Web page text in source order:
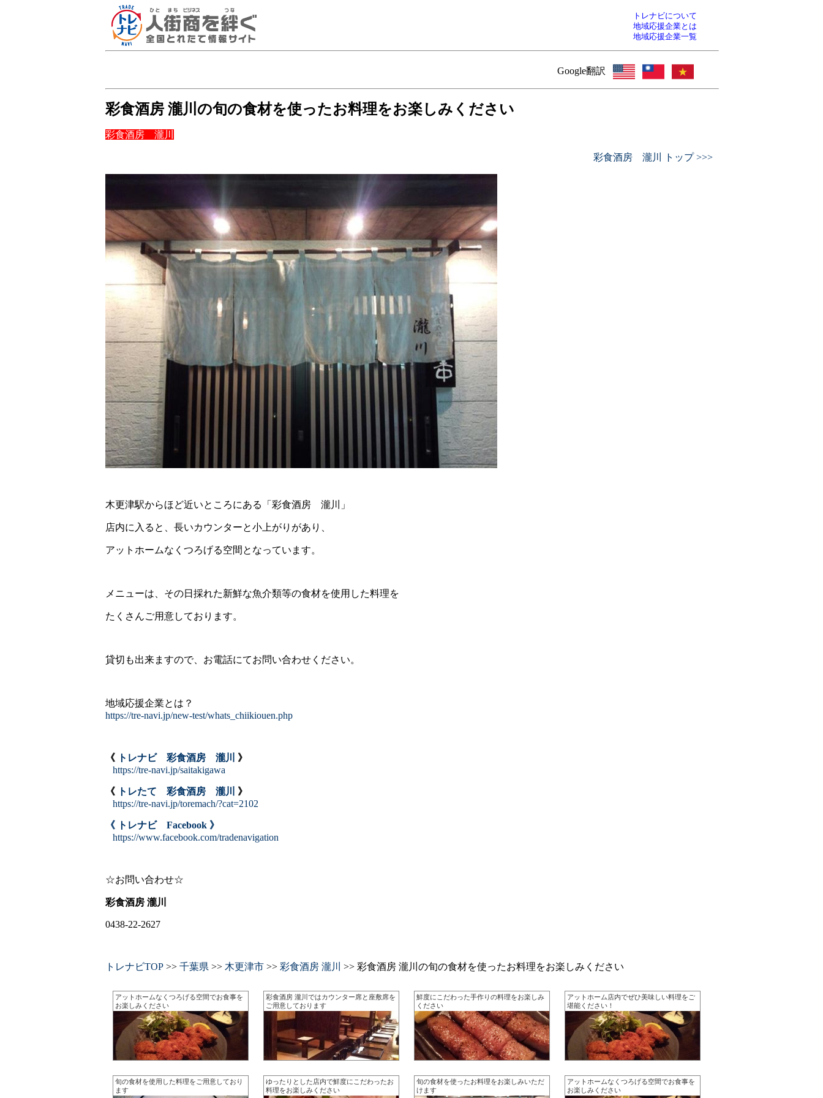
トレナビについて
地域応援企業とは
地域応援企業一覧
Google翻訳
彩食酒房 瀧川の旬の食材を使ったお料理をお楽しみください
彩食酒房 瀧川
彩食酒房 瀧川 トップ >>>
木更津駅からほど近いところにある「彩食酒房 瀧川」
店内に入ると、長いカウンターと小上がりがあり、
アットホームなくつろげる空間となっています。
メニューは、その日採れた新鮮な魚介類等の食材を使用した料理を
たくさんご用意しております。
貸切も出来ますので、お電話にてお問い合わせください。
地域応援企業とは？
https://tre-navi.jp/new-test/whats_chiikiouen.php
《 トレナビ 彩食酒房 瀧川
》
https://tre-navi.jp/saitakigawa
《 トレたて 彩食酒房 瀧川
》
https://tre-navi.jp/toremach/?cat=2102
《 トレナビ Facebook 》
https://www.facebook.com/tradenavigation
☆お問い合わせ☆
彩食酒房 瀧川
0438-22-2627
トレナビTOP >> 千葉県 >> 木更津市 >> 彩食酒房 瀧川 >> 彩食酒房 瀧川の旬の食材を使ったお料理をお楽しみください
アットホームなくつろげる空間でお食事を
お楽しみください
彩食酒房 瀧川ではカウンター席と座敷席を
ご用意しております
鮮度にこだわった手作りの料理をお楽しみ
ください
アットホーム店内でぜひ美味しい料理をご
堪能ください！
旬の食材を使用した料理をご用意しており
ます
ゆったりとした店内で鮮度にこだわったお
料理をお楽しみください
旬の食材を使ったお料理をお楽しみいただ
けます
アットホームなくつろげる空間でお食事を
お楽しみください